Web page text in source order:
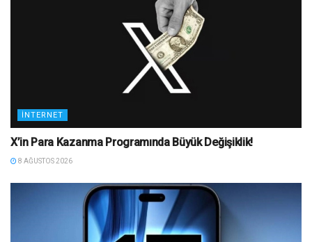
İNTERNET
X’in Para Kazanma Programında Büyük Değişiklik!
8 AĞUSTOS 2026